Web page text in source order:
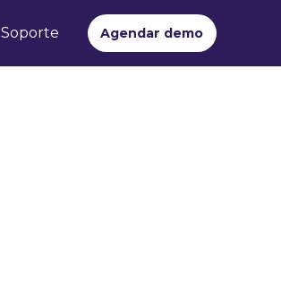
Soporte Agendar demo